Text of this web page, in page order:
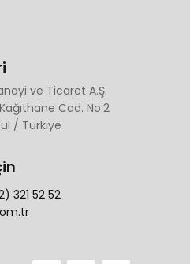
ve Ticaret A.Ş.
Cad. No:2
/ Türkiye
321 52 52